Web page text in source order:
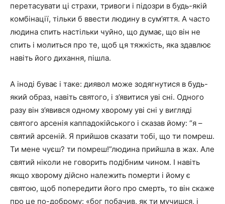
перетасувати ці страхи, тривоги і підозри в будь-якій
комбінації, тільки б ввести людину в сум’яття. А часто
людина спить настільки чуйно, що думає, що він не
спить і молиться про те, щоб ця тяжкість, яка здавлює
навіть його дихання, пішла.
А іноді буває і таке: диявол може зодягнутися в будь-
який образ, навіть святого, і з’явитися уві сні. Одного
разу він з’явився одному хворому уві сні у вигляді
святого арсенія каппадокійського і сказав йому: “я –
святий арсеній. Я прийшов сказати тобі, що ти помреш.
Ти мене чуєш? ти помреш!”людина прийшла в жах. Але
святий ніколи не говорить подібним чином. І навіть
якщо хворому дійсно належить померти і йому є
святою, щоб попередити його про смерть, то він скаже
про це по-доброму: «бог побачив, як ти мучишся, і